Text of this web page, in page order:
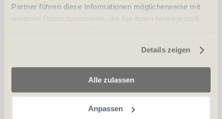
Partner führen diese Informationen möglicherweise mit
weiteren Daten zusammen, die Sie ihnen bereitgestellt
Details zeigen
Alle zulassen
Anpassen
Auszug aus dem Zentralstrafregister (ZSA)